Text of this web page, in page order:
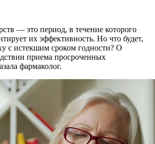
— это период, в течение которого
их эффективность. Но что будет,
с истекшим сроком годности? О
приема просроченных
фармаколог.